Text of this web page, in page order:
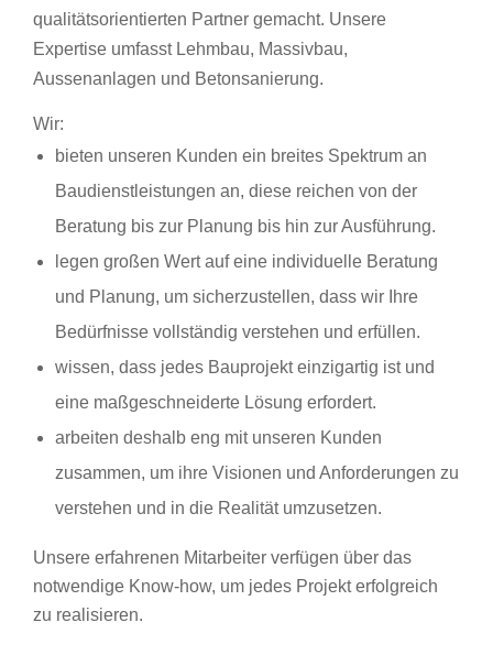
qualitätsorientierten Partner gemacht. Unsere
Expertise umfasst Lehmbau, Massivbau,
Aussenanlagen und Betonsanierung.
Wir:
bieten unseren Kunden ein breites Spektrum an
Baudienstleistungen an, diese reichen von der
Beratung bis zur Planung bis hin zur Ausführung.
legen großen Wert auf eine individuelle Beratung
und Planung, um sicherzustellen, dass wir Ihre
Bedürfnisse vollständig verstehen und erfüllen.
wissen, dass jedes Bauprojekt einzigartig ist und
eine maßgeschneiderte Lösung erfordert.
arbeiten deshalb eng mit unseren Kunden
zusammen, um ihre Visionen und Anforderungen zu
verstehen und in die Realität umzusetzen.
Unsere erfahrenen Mitarbeiter verfügen über das
notwendige Know-how, um jedes Projekt erfolgreich
zu realisieren.